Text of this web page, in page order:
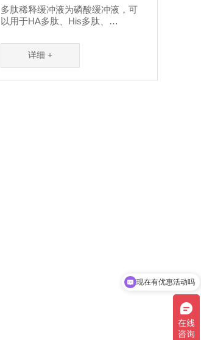
多肽稀释缓冲液为磷酸缓冲液，可
以用于HA多肽、His多肽、
稀释，作为洗脱缓冲液我们推荐浓
度为1mg/ml。
详细 +
现在有优惠活动吗